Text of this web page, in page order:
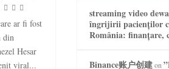
ar fi fost
din
Hesar
viral...
streaming video
îngrijirii pacienților
România: finanțare,
Binance账户创建on